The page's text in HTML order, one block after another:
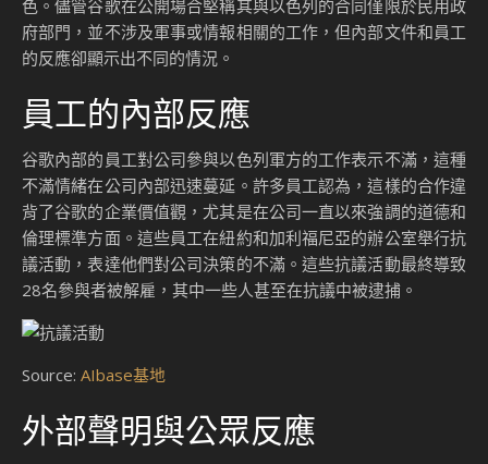
色。儘管谷歌在公開場合堅稱其與以色列的合同僅限於民用政
府部門，並不涉及軍事或情報相關的工作，但內部文件和員工
的反應卻顯示出不同的情況。
員工的內部反應
谷歌內部的員工對公司參與以色列軍方的工作表示不滿，這種
不滿情緒在公司內部迅速蔓延。許多員工認為，這樣的合作違
背了谷歌的企業價值觀，尤其是在公司一直以來強調的道德和
倫理標準方面。這些員工在紐約和加利福尼亞的辦公室舉行抗
議活動，表達他們對公司決策的不滿。這些抗議活動最終導致
28名參與者被解雇，其中一些人甚至在抗議中被逮捕。
Source: AIbase基地
外部聲明與公眾反應